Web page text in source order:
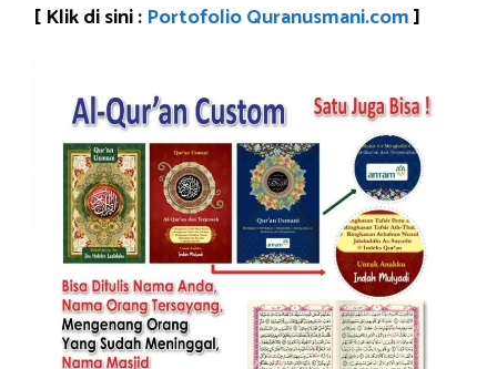
[ Klik di sini : Portofolio Quranusmani.com]